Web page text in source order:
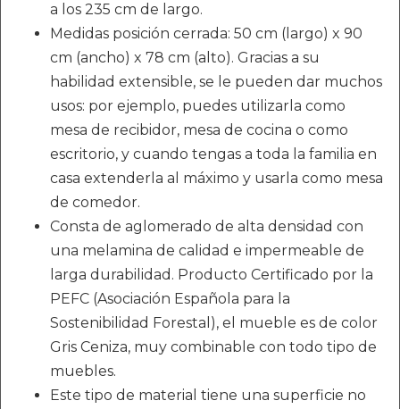
a los 235 cm de largo.
Medidas posición cerrada: 50 cm (largo) x 90
cm (ancho) x 78 cm (alto). Gracias a su
habilidad extensible, se le pueden dar muchos
usos: por ejemplo, puedes utilizarla como
mesa de recibidor, mesa de cocina o como
escritorio, y cuando tengas a toda la familia en
casa extenderla al máximo y usarla como mesa
de comedor.
Consta de aglomerado de alta densidad con
una melamina de calidad e impermeable de
larga durabilidad. Producto Certificado por la
PEFC (Asociación Española para la
Sostenibilidad Forestal), el mueble es de color
Gris Ceniza, muy combinable con todo tipo de
muebles.
Este tipo de material tiene una superficie no